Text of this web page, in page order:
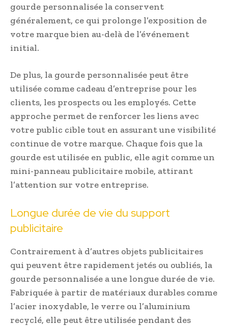
gourde personnalisée la conservent
généralement, ce qui prolonge l’exposition de
votre marque bien au-delà de l’événement
initial.
De plus, la gourde personnalisée peut être
utilisée comme cadeau d’entreprise pour les
clients, les prospects ou les employés. Cette
approche permet de renforcer les liens avec
votre public cible tout en assurant une visibilité
continue de votre marque. Chaque fois que la
gourde est utilisée en public, elle agit comme un
mini-panneau publicitaire mobile, attirant
l’attention sur votre entreprise.
Longue durée de vie du support
publicitaire
Contrairement à d’autres objets publicitaires
qui peuvent être rapidement jetés ou oubliés, la
gourde personnalisée a une longue durée de vie.
Fabriquée à partir de matériaux durables comme
l’acier inoxydable, le verre ou l’aluminium
recyclé, elle peut être utilisée pendant des